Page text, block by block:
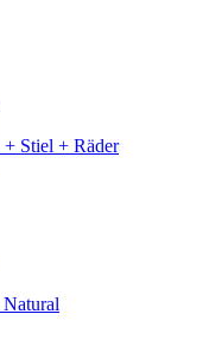
Stiel + Räder